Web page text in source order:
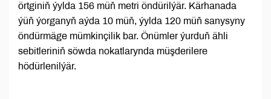
örtginiň ýylda 156 müň metri öndürilýär. Kärhanada
ýüň ýorganyň aýda 10 müň, ýylda 120 müň sanysyny
öndürmäge mümkinçilik bar. Önümler ýurduň ähli
sebitleriniň söwda nokatlarynda müşderilere
hödürlenilýär.